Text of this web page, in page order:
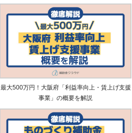
最大500万円！大阪府「利益率向上・賃上げ支援
事業」の概要を解説